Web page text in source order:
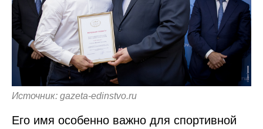
Источник: gazeta-edinstvo.ru
Его имя особенно важно для спортивной